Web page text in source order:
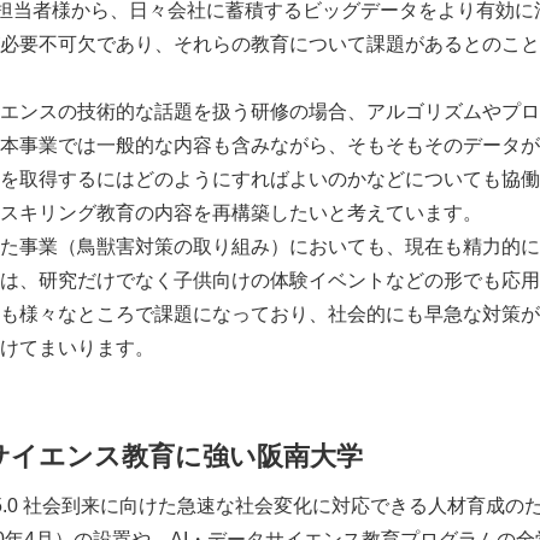
者様から、日々会社に蓄積するビッグデータをより有効に
要不可欠であり、それらの教育について課題があるとのこ
ンスの技術的な話題を扱う研修の場合、アルゴリズムやプ
事業では一般的な内容も含みながら、そもそもそのデータ
取得するにはどのようにすればよいのかなどについても協
キリング教育の内容を再構築したいと考えています。
事業（鳥獣害対策の取り組み）においても、現在も精力的
、研究だけでなく子供向けの体験イベントなどの形でも応
様々なところで課題になっており、社会的にも早急な対策
てまいります。
イエンス教育に強い阪南大学
社会到来に向けた急速な社会変化に対応できる人材育成の